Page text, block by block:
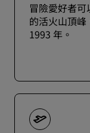
冒險愛好者
的活火山頂
1993 年。